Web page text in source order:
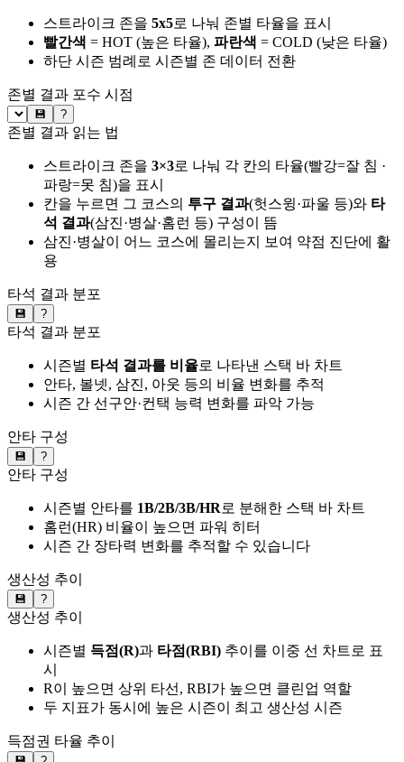
스트라이크 존을 5x5로 나눠 존별 타율을 표시
빨간색 = HOT (높은 타율), 파란색 = COLD (낮은 타율)
하단 시즌 범례로 시즌별 존 데이터 전환
존별 결과 포수 시점
💾 ?
존별 결과 읽는 법
스트라이크 존을 3×3로 나눠 각 칸의 타율(빨강=잘 침 ·
파랑=못 침)을 표시
칸을 누르면 그 코스의 투구 결과(헛스윙·파울 등)와 타
석 결과(삼진·병살·홈런 등) 구성이 뜸
삼진·병살이 어느 코스에 몰리는지 보여 약점 진단에 활
용
타석 결과 분포
💾 ?
타석 결과 분포
시즌별 타석 결과를 비율로 나타낸 스택 바 차트
안타, 볼넷, 삼진, 아웃 등의 비율 변화를 추적
시즌 간 선구안·컨택 능력 변화를 파악 가능
안타 구성
💾 ?
안타 구성
시즌별 안타를 1B/2B/3B/HR로 분해한 스택 바 차트
홈런(HR) 비율이 높으면 파워 히터
시즌 간 장타력 변화를 추적할 수 있습니다
생산성 추이
💾 ?
생산성 추이
시즌별 득점(R)과 타점(RBI) 추이를 이중 선 차트로 표
시
R이 높으면 상위 타선, RBI가 높으면 클린업 역할
두 지표가 동시에 높은 시즌이 최고 생산성 시즌
득점권 타율 추이